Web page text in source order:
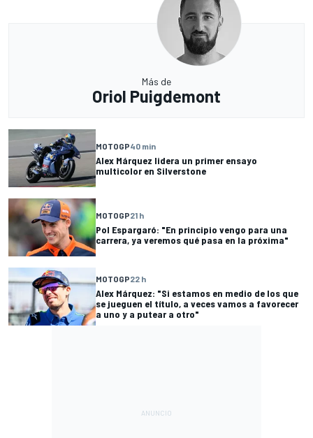
Más de
Oriol Puigdemont
MOTOGP40 min
Alex Márquez lidera un primer ensayo
multicolor en Silverstone
MOTOGP21 h
Pol Espargaró: "En principio vengo para una
carrera, ya veremos qué pasa en la próxima"
MOTOGP22 h
Alex Márquez: "Si estamos en medio de los que
se jueguen el título, a veces vamos a favorecer
a uno y a putear a otro"